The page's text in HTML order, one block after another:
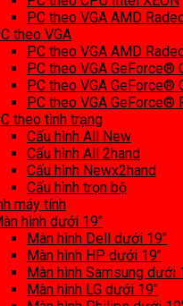
PC theo VGA AMD
theo VGA
PC theo VGA AMD
PC theo VGA GeForce®
PC theo VGA GeForce®
PC theo VGA GeForce®
theo tình trạng
Cấu hình All New
Cấu hình All 2hand
Cấu hình Newx2hand
Cấu hình trọn bộ
máy tính
hình dưới 19″
Màn hình Dell dưới 19″
Màn hình HP dưới 19″
Màn hình Samsung dưới
Màn hình LG dưới 19″